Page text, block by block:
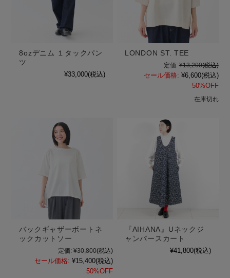
8ozデニム １タックパン
ツ
¥33,000(税込)
LONDON ST. TEE
定価: ¥13,200(税込)
セール価格: ¥6,600(税込)
50%OFF
在庫切れ
バックギャザーボートネ
ックカットソー
定価: ¥30,800(税込)
セール価格: ¥15,400(税込)
50%OFF
『AIHANA』Uネックジ
ャンパースカート
¥41,800(税込)